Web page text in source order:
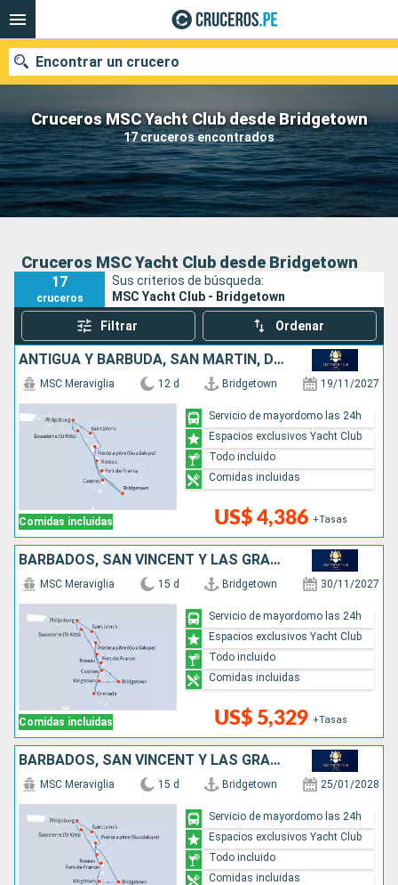
Cruceros MSC Yacht Club desde Bridgetown
17 cruceros encontrados
Encontrar un crucero
Nuestros destinos
Fecha de salida
Buscar
Cruceros MSC Yacht Club desde Bridgetown
17
cruceros
Sus criterios de búsqueda:
MSC Yacht Club - Bridgetown
Filtrar Ordenar
ANTIGUA Y BARBUDA, SAN MARTÍN, DOMINICA, SANTA LUCIA, BARBADOS
Comidas incluidas
MSC Meraviglia 12 d Bridgetown 19/11/2027
US$ 4,386 +Tasas
Servicio de mayordomo las 24h
Espacios exclusivos Yacht Club
Todo incluido
Comidas incluidas
BARBADOS, SAN VINCENT Y LAS GRANADINAS, GRENADA, ANTIGUA Y BARBUDA, SAN MARTÍN, DOMINICA, SANTA LUCIA
Comidas incluidas
MSC Meraviglia 15 d Bridgetown 30/11/2027
US$ 5,329 +Tasas
Servicio de mayordomo las 24h
Espacios exclusivos Yacht Club
Todo incluido
Comidas incluidas
BARBADOS, SAN VINCENT Y LAS GRANADINAS, GRENADA, ANTIGUA Y BARBUDA, SAN MARTÍN, DOMINICA
MSC Meraviglia 15 d Bridgetown 25/01/2028
Servicio de mayordomo las 24h
Espacios exclusivos Yacht Club
Todo incluido
Comidas incluidas